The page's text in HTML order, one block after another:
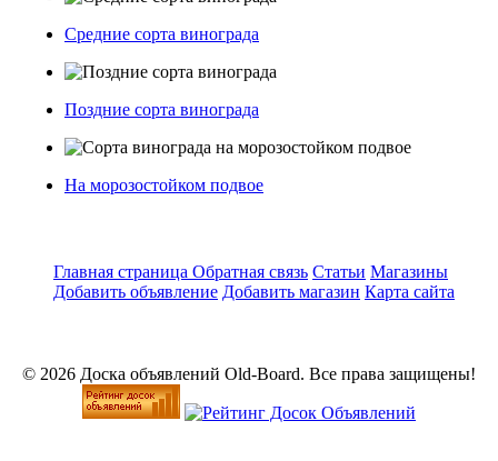
Средние сорта винограда
Поздние сорта винограда
На морозостойком подвое
Главная страница Обратная связь Статьи Магазины
Добавить объявление Добавить магазин Карта сайта
© 2026 Доска объявлений Old-Board. Все права защищены!